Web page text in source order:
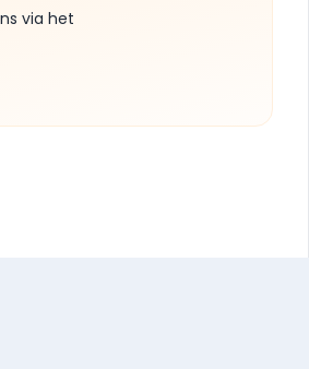
via het